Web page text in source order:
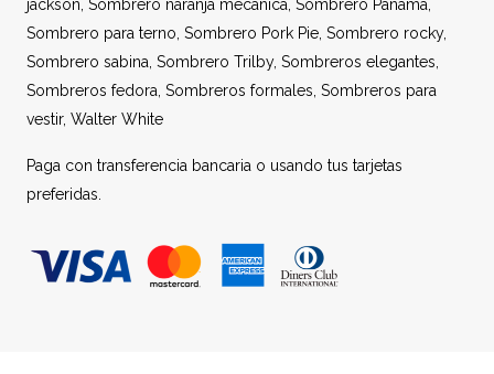
jackson, Sombrero naranja mecánica, Sombrero Panamá,
Sombrero para terno, Sombrero Pork Pie, Sombrero rocky,
Sombrero sabina, Sombrero Trilby, Sombreros elegantes,
Sombreros fedora, Sombreros formales, Sombreros para
vestir, Walter White
Paga con transferencia bancaria o usando tus tarjetas
preferidas.